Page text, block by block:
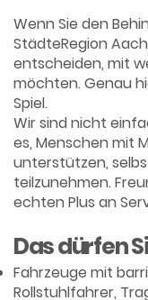
Wenn Sie den
StädteRegion
entscheiden, mit
möchten. Genau
Spiel.
Wir sind nicht
es, Menschen mit
unterstützen,
teilzunehmen.
echten Plus an
Das dürfen
Fahrzeuge mit
Rollstuhlfahrer,